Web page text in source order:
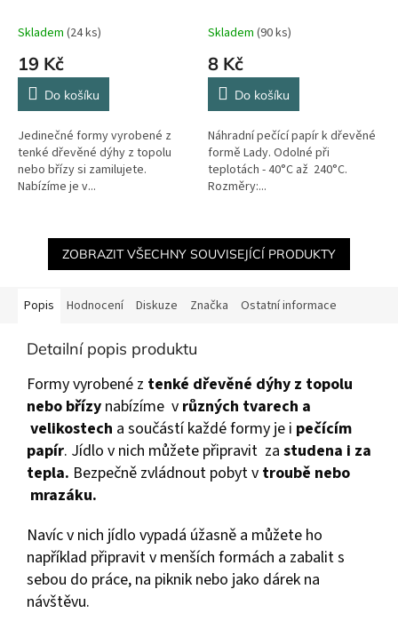
Skladem (24 ks)
19 Kč
Do košíku
Jedinečné formy vyrobené z
tenké dřevěné dýhy z topolu
nebo břízy si zamilujete.
Nabízíme je v...
Skladem (90 ks)
8 Kč
Do košíku
Náhradní pečící papír k dřevěné
formě Lady. Odolné při
teplotách - 40°C až 240°C.
Rozměry:...
ZOBRAZIT VŠECHNY SOUVISEJÍCÍ PRODUKTY
Popis Hodnocení Diskuze Značka Ostatní informace
Detailní popis produktu
Formy vyrobené z tenké dřevěné dýhy z topolu
nebo břízy nabízíme v různých tvarech a
velikostech a součástí každé formy je i pečícím
papír. Jídlo v nich můžete připravit za studena i za
tepla. Bezpečně zvládnout pobyt v troubě nebo
mrazáku.
Navíc v nich jídlo vypadá úžasně a můžete ho
například připravit v menších formách a zabalit s
sebou do práce, na piknik nebo jako dárek na
návštěvu.